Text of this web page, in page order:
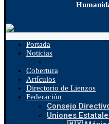
Portada
Noticias
Cobertura
Artículos
Directorio de Lienzos
Federación
Consejo
Uniones